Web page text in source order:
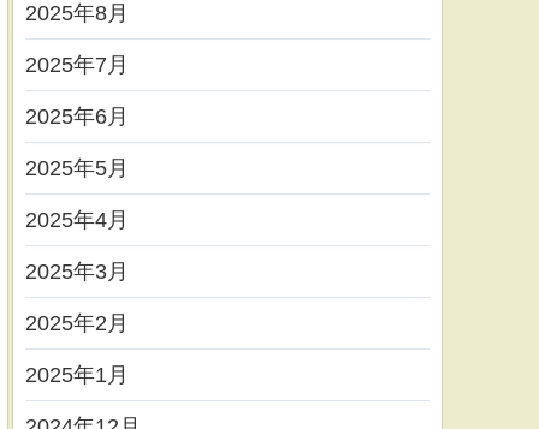
2025年8月
2025年7月
2025年6月
2025年5月
2025年4月
2025年3月
2025年2月
2025年1月